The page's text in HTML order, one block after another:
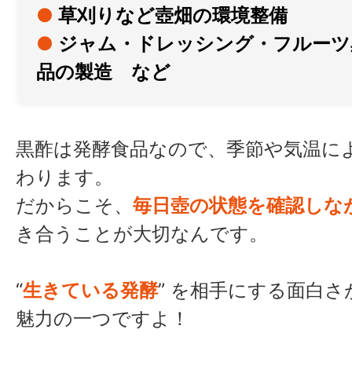
● 草刈りなど壺畑の環境整備
● ジャム・ドレッシング・フルー
品の製造 など
黒酢は発酵食品なので、季節や気温に
わります。
だからこそ、 毎日壺の状態を確認しな
き合うことが大切なんです。
“生きている発酵” を相手にする面白
魅力の一つですよ！